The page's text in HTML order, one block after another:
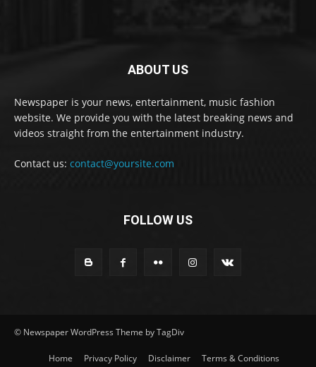
ABOUT US
Newspaper is your news, entertainment, music fashion
website. We provide you with the latest breaking news and
videos straight from the entertainment industry.
Contact us: contact@yoursite.com
FOLLOW US
© Newspaper WordPress Theme by TagDiv
Home Privacy Policy Disclaimer Terms & Conditions